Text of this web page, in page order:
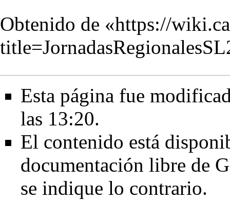
Obtenido de «https://
Esta página fue
las 13:20.
El contenido está
documentación libre de
se indique lo contrario.